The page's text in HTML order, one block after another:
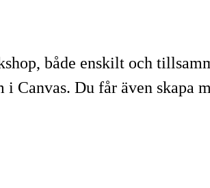
både enskilt och
Canvas. Du får även skapa